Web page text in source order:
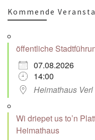
Kommende
öffentliche
07.08.2026
14:00
Heimathaus Verl
Wi driepet us to’n
Heimathaus